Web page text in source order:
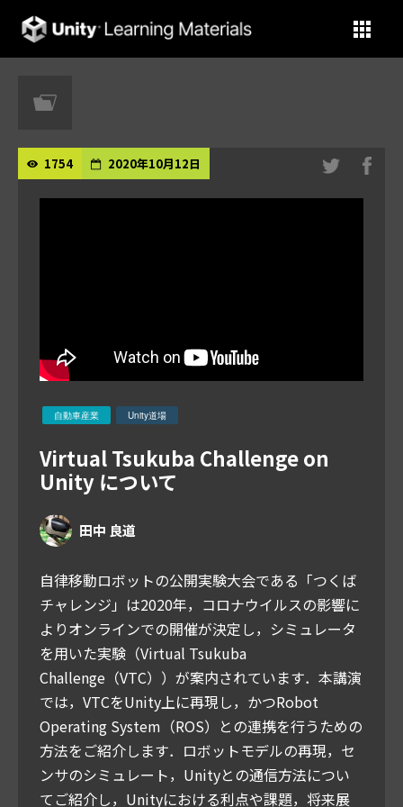
Unity Learning Materials
1754 2020年10月12日
自動車産業 Unity道場
Virtual Tsukuba Challenge on
Unity について
田中 良道
自律移動ロボットの公開実験大会である「つくば
チャレンジ」は2020年，コロナウイルスの影響に
よりオンラインでの開催が決定し，シミュレータ
を用いた実験（Virtual Tsukuba
Challenge（VTC））が案内されています．本講演
では，VTCをUnity上に再現し，かつRobot
Operating System（ROS）との連携を行うための
方法をご紹介します．ロボットモデルの再現，セ
ンサのシミュレート，Unityとの通信方法につい
てご紹介し，Unityにおける利点や課題，将来展